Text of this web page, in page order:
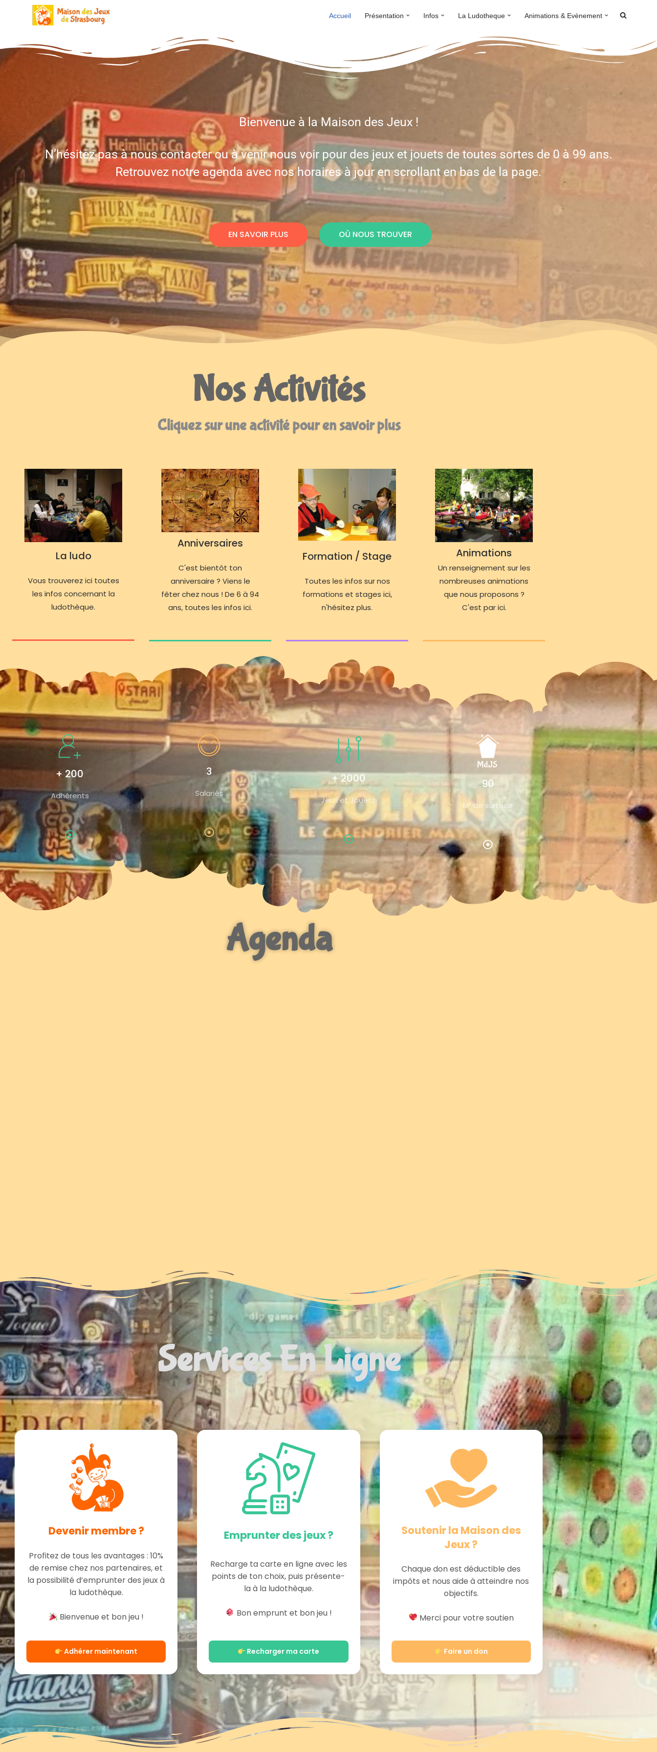
contenu
Accueil Présentation Infos La Ludotheque Animations & Evènement
Bienvenue à la Maison des Jeux !
N’hésitez pas à nous contacter ou à venir nous voir pour des jeux et jouets de toutes sortes de 0 à 99 ans.
Retrouvez notre agenda avec nos horaires à jour en scrollant en bas de la page.
EN SAVOIR PLUS OÙ NOUS TROUVER
Nos Activités
Cliquez sur une activité pour en savoir plus
La ludo
Vous trouverez ici toutes
les infos concernant la
ludothèque.
Anniversaires
C'est bientôt ton
anniversaire ? Viens le
fêter chez nous ! De 6 à 94
ans, toutes les infos ici.
Formation / Stage
Toutes les infos sur nos
formations et stages ici,
n'hésitez plus.
Animations
Un renseignement sur les
nombreuses animations
que nous proposons ?
C'est par ici.
+ 200
Adhérents
3
Salariés
+ 2000
Jeux et Jouets
90
M² de surface
Agenda
Services En Ligne
Devenir membre ?
Profitez de tous les avantages : 10%
de remise chez nos partenaires, et
la possibilité d’emprunter des jeux à
la ludothèque.
Bienvenue et bon jeu !
Adhérer maintenant
Emprunter des jeux ?
Recharge ta carte en ligne avec les
points de ton choix, puis présente-
la à la ludothèque.
Bon emprunt et bon jeu !
Recharger ma carte
Soutenir la Maison des
Jeux ?
Chaque don est déductible des
impôts et nous aide à atteindre nos
objectifs.
Merci pour votre soutien
Faire un don